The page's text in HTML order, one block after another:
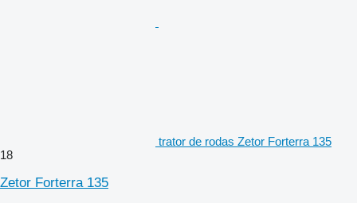
trator de rodas Zetor Forterra 135
18
Zetor Forterra 135